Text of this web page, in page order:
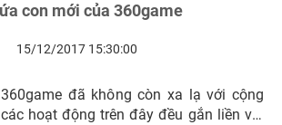
con mới của 360game
15/12/2017 15:30:00
đã không còn xa lạ với cộng
hoạt động trên đây đều gắn liền với